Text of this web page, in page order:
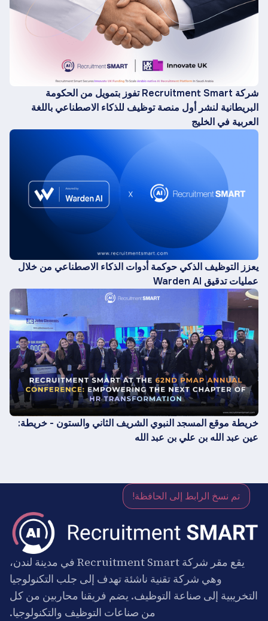
شركة Recruitment Smart تفوز بتمويل من الحكومة
البريطانية لنشر أول منصة توظيف للذكاء الاصطناعي باللغة
العربية في الخليج
يعزز التوظيف الذكي حوكمة أدوات الذكاء الاصطناعي من خلال
عمليات تدقيق Warden AI
خريطة موقع المسجد النبوي الشريف الثاني والستون - خريطة:
عين عبد الله بن علي بن عبد الله
تم نسخ الرابط إلى الحافظة!
يقع مقر شركة Recruitment Smart في مدينة لندن،
وهي شركة تقنية ناشئة تهدف إلى جلب التكنولوجيا
التخريبية إلى صناعة التوظيف. يضم فريقنا محاربين من كل
من صناعات التوظيف والتكنولوجيا.